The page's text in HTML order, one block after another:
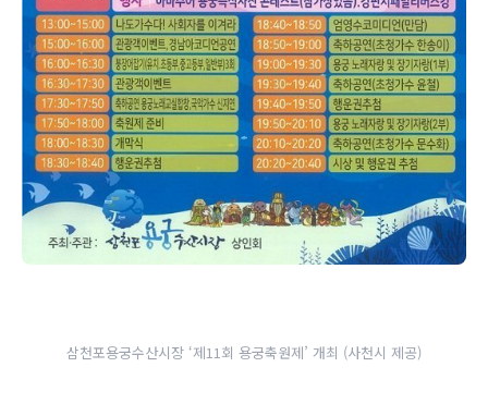
삼천포용궁수산시장 ‘제11회 용궁축원제’ 개최 (사천시 제공)